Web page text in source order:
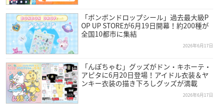
「ボンボンドロップシール」過去最大級P
OP UP STOREが6月19日開幕！約200種が
全国10都市に集結
2026年6月17日
「んぽちゃむ」グッズがドン・キホーテ・
アピタに6月20日登場！アイドル衣装＆ヤ
ンキー衣装の描き下ろしグッズが満載
2026年6月17日